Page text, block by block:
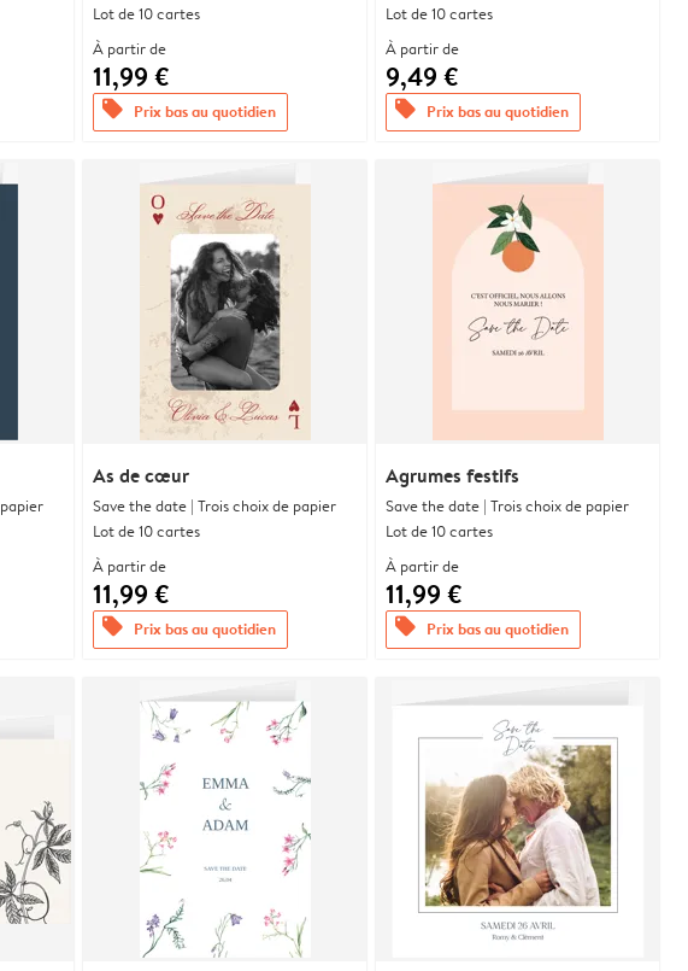
Lot de 10 cartes
À partir de
11,99 €
offers Prix bas au quotidien
Lot de 10 cartes
À partir de
9,49 €
offers Prix bas au quotidien
As de cœur
Save the date | Trois choix de papier
Lot de 10 cartes
À partir de
11,99 €
offers Prix bas au quotidien
Agrumes festifs
Save the date | Trois choix de papier
Lot de 10 cartes
À partir de
11,99 €
offers Prix bas au quotidien